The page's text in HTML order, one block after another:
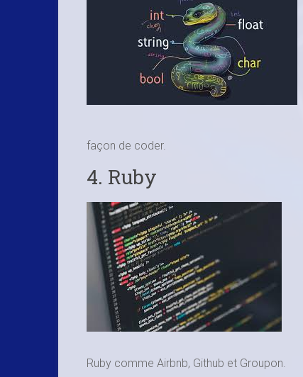
façon de coder.
4. Ruby
Ruby comme Airbnb, Github et Groupon.